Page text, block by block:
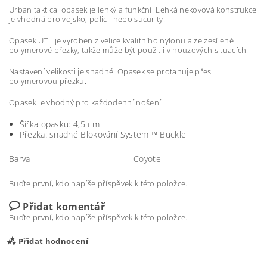
Urban taktical opasek je lehký a funkční. Lehká nekovová konstrukce
je vhodná pro vojsko, policii nebo sucurity.
Opasek UTL je vyroben z velice kvalitního nylonu a ze zesílené
polymerové přezky, takže může být použit i v nouzových situacích.
Nastavení velikosti je snadné. Opasek se protahuje přes
polymerovou přezku.
Opasek je vhodný pro každodenní nošení.
Šířka opasku: 4,5 cm
Přezka: snadné Blokování System ™ Buckle
Barva Coyote
Buďte první, kdo napíše příspěvek k této položce.
Přidat komentář
Buďte první, kdo napíše příspěvek k této položce.
Přidat hodnocení